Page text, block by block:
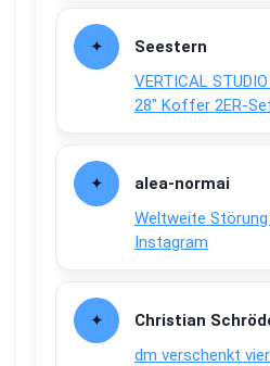
Seestern
VERTICAL
28″ Koffer 2ER-
alea-normai
Weltweite
Instagram
Christian
dm verschenkt